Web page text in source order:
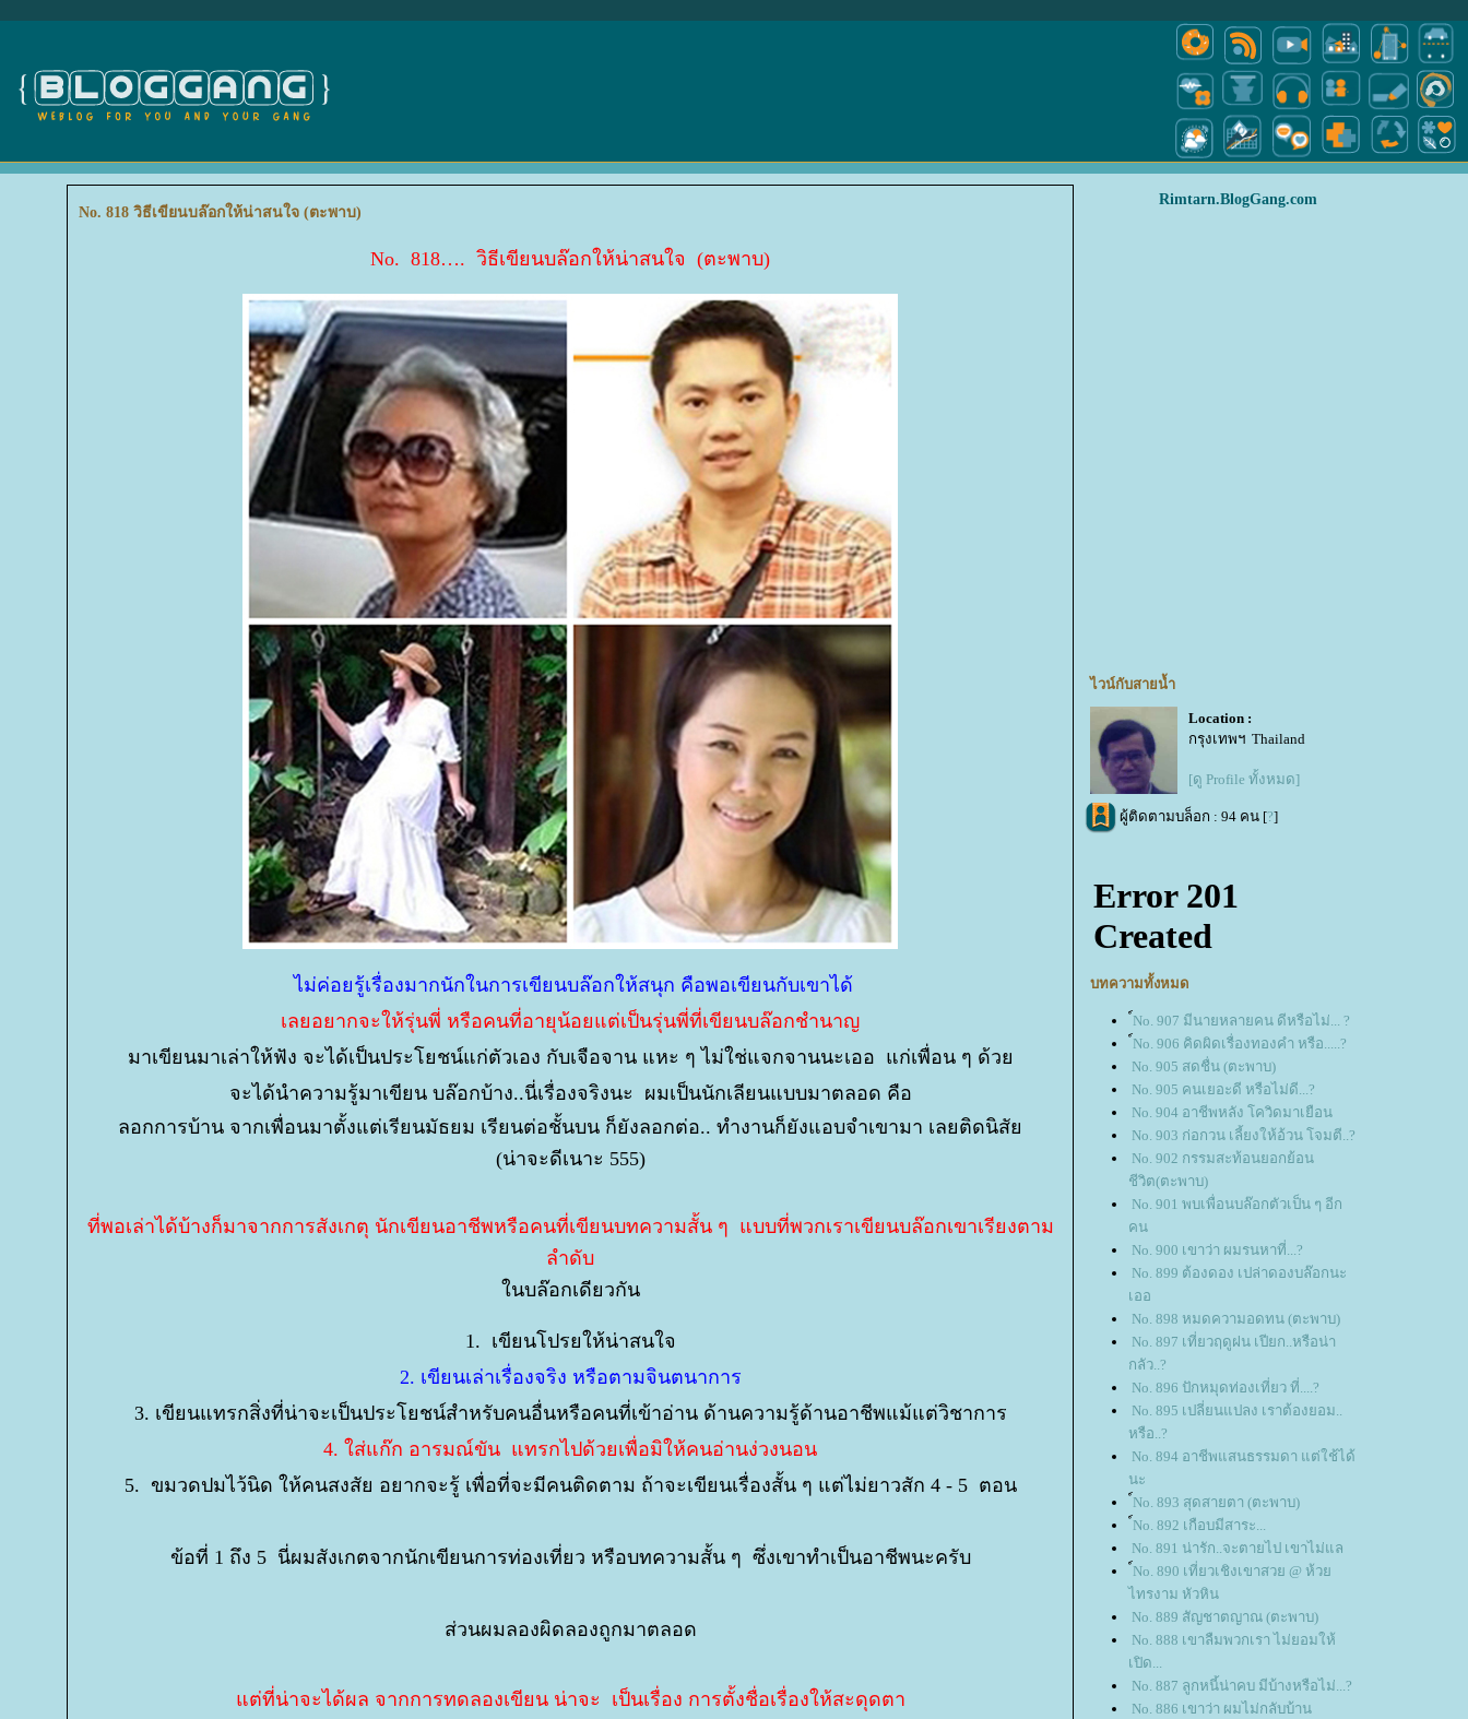
No. 818 วิธีเขียนบล๊อกให้น่าสนใจ (ตะพาบ)
No. 818…. วิธีเขียนบล๊อกให้น่าสนใจ (ตะพาบ)
ไม่ค่อยรู้เรื่องมากนักในการเขียนบล๊อกให้สนุก คือพอเขียนกับเขาได้
เลยอยากจะให้รุ่นพี่ หรือคนที่อายุน้อยแต่เป็นรุ่นพี่ที่เขียนบล๊อกชำนาญ
มาเขียนมาเล่าให้ฟัง จะได้เป็นประโยชน์แก่ตัวเอง กับเจือจาน แหะ ๆ ไม่ใช่แจกจานนะเออ แก่เพื่อน ๆ ด้ว
จะได้นำความรู้มาเขียน บล๊อกบ้าง..นี่เรื่องจริงนะ ผมเป็นนักเลียนแบบมาตลอด คือ
ลอกการบ้าน จากเพื่อนมาตั้งแต่เรียนมัธยม เรียนต่อชั้นบน ก็ยังลอกต่อ.. ทำงานก็ยังแอบจำเขามา เลยติดนิสั
(น่าจะดีเนาะ 555)
ที่พอเล่าได้บ้างก็มาจากการสังเกตุ นักเขียนอาชีพหรือคนที่เขียนบทความสั้น ๆ แบบที่พวกเราเขียนบล๊อกเขาเรียงตาม
ลำดับ
นบล๊อกเดียวกัน
1. เขียนโปรยให้น่าสนใจ
2. เขียนเล่าเรื่องจริง หรือตามจินตนาการ
3. เขียนแทรกสิ่งที่น่าจะเป็นประโยชน์สำหรับคนอื่นหรือคนที่เข้าอ่าน ด้านความรู้ด้านอาชีพแม้แต่วิชาการ
4. ใส่แก๊ก อารมณ์ขัน แทรกไปด้วยเพื่อมิให้คนอ่านง่วงนอน
5. ขมวดปมไว้นิด ให้คนสงสัย อยากจะรู้ เพื่อที่จะมีคนติดตาม ถ้าจะเขียนเรื่องสั้น ๆ แต่ไม่ยาวสัก 4 - 5 ตอน
ข้อที่ 1 ถึง 5 นี่ผมสังเกตจากนักเขียนการท่องเที่ยว หรือบทความสั้น ๆ ซึ่งเขาทำเป็นอาชีพนะครับ
ส่วนผมลองผิดลองถูกมาตลอด
ต่ที่น่าจะได้ผล จากการทดลองเขียน น่าจะ เป็นเรื่อง การตั้งชื่อเรื่องให้สะดุดตา
Rimtarn.BlogGang.com
ไวน์กับสายน้ำ
Location :
กรุงเทพฯ Thailand
[ดู Profile ทั้งหมด]
ผู้ติดตามบล็อก : 94 คน [?]
บทความทั้งหมด
์No. 907 มีนายหลายคน ดีหรือไม่... ?
์No. 906 คิดผิดเรื่องทองคำ หรือ.....?
No. 905 สดชื่น (ตะพาบ)
No. 905 คนเยอะดี หรือไม่ดี...?
No. 904 อาชีพหลัง โควิดมาเยือน
No. 903 ก่อกวน เลี้ยงให้อ้วน โจมตี..?
No. 902 กรรมสะท้อนยอกย้อน
ชีวิต(ตะพาบ)
No. 901 พบเพื่อนบล๊อกตัวเป็น ๆ อีก
คน
No. 900 เขาว่า ผมรนหาที่...?
No. 899 ต้องดอง เปล่าดองบล๊อกนะ
เออ
No. 898 หมดความอดทน (ตะพาบ)
No. 897 เที่ยวฤดูฝน เปียก..หรือน่า
กลัว..?
No. 896 ปักหมุดท่องเที่ยว ที่....?
No. 895 เปลี่ยนแปลง เราต้องยอม..
หรือ..?
No. 894 อาชีพแสนธรรมดา แต่ใช้ได้
นะ
์No. 893 สุดสายตา (ตะพาบ)
์No. 892 เกือบมีสาระ...
No. 891 น่ารัก..จะตายไป เขาไม่แล
์No. 890 เที่ยวเชิงเขาสวย @ ห้ว
ไทรงาม หัวหิน
No. 889 สัญชาตญาณ (ตะพาบ)
No. 888 เขาลืมพวกเรา ไม่ยอมให้
เปิด...
No. 887 ลูกหนี้น่าคบ มีบ้างหรือไม่...?
No. 886 เขาว่า ผมไม่กลับบ้าน